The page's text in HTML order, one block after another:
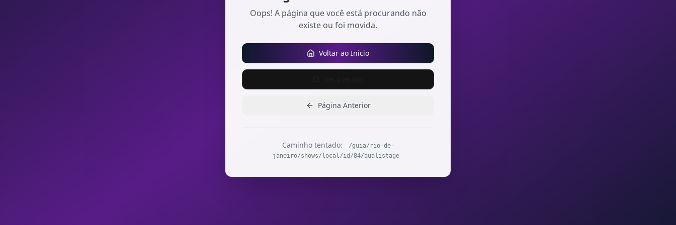
Oops! A página que você está procurando não
existe ou foi movida.
Voltar ao Início
Página Anterior
Caminho tentado:
/guia/rio-de-
janeiro/shows/local/id/84/qualistage